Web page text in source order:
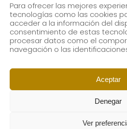
Para ofrecer las mejores
tecnologías como las cookies
acceder a la información del
consentimiento de estas
procesar datos como el
navegación o las
Aceptar
Denegar
Ver
Subscribe to our newsletter to
email.